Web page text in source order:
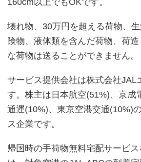
160cm以上でもOKです。
壊れ物、30万円を超える荷物、
険物、液体類を含んだ荷物、荷
な荷物は送ることができません。
サービス提供会社は株式会社JAL
す。株主は日本航空(51%)、京成
通運(10%)、東京空港交通(10%)
ス企業です。
帰国時の手荷物無料宅配サービ